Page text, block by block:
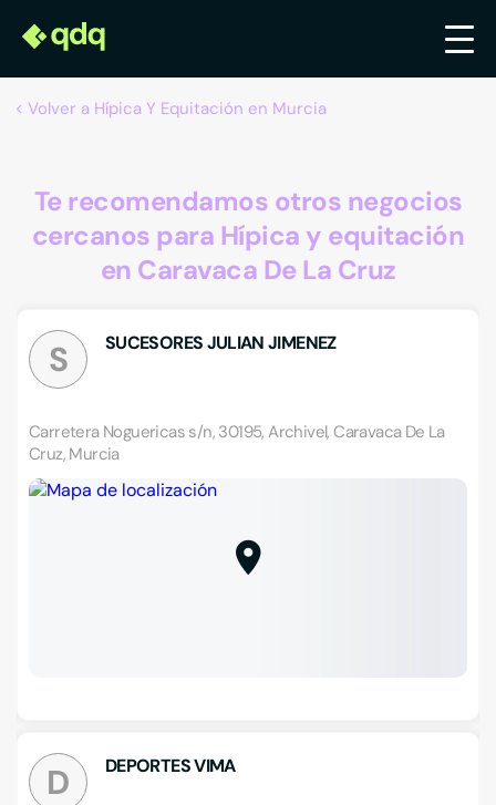
Volver a Hípica Y Equitación en Murcia
Te recomendamos otros negocios
cercanos para Hípica y equitación
en Caravaca De La Cruz
S SUCESORES JULIAN JIMENEZ
Carretera Noguericas s/n, 30195, Archivel, Caravaca De La
Cruz, Murcia
D DEPORTES VIMA